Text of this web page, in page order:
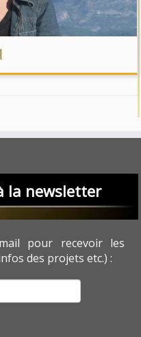
la newsletter
pour recevoir les
des projets etc.) :